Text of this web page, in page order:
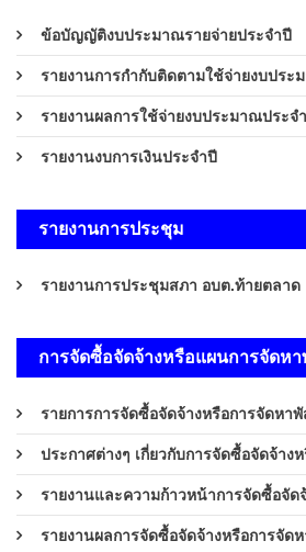
ข้อบัญญัติงบประมาณรายจ่ายประจำปี
รายงานการกำกับติดตามใช้จ่ายงบประ
รายงานผลการใช้จ่ายงบประมาณประจ
รายงานงบการเงินประจำปี
รายงานการประชุม
รายงานการประชุมสภา อบต.ท้ายตลาด
การจัดซื้อจัดจ้างหรือแผนการจัดห
รายการการจัดซื้อจัดจ้างหรือการจัดหา
ประกาศต่างๆ เกี่ยวกับการจัดซื้อจัดจ้าง
รายงานและความก้าวหน้าการจัดซื้อจัด
รายงานผลการจัดซื้อจัดจ้างหรือการจัด